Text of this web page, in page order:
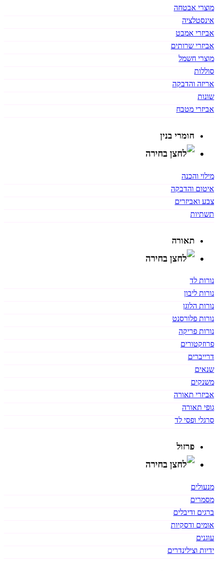
מוצרי אבטחה
אינסטלציה
אביזרי אמבט
אביזרי שרותים
מוצרי חשמל
סוללות
אריזה והדבקה
שונות
אביזרי מטבח
חומרי בנין
מילוי והכנה
איטום והדבקה
צבע ואביזרים
תשתיות
תאורה
נורות לד
נורות ליבון
נורות הלוגן
נורות פלורסנט
נורות פריקה
פרוזקטורים
דרייברים
שנאים
משנקים
אביזרי תאורה
גופי תאורה
סרגלי ופסי לד
פרזול
מנעולים
מסמרים
ברגים ודיבלים
אומים ודסקיות
עוגנים
ידיות וצילינדרים